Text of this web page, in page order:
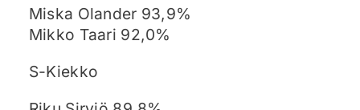
Miska Olander 93,9%
Mikko Taari 92,0%
S-Kiekko